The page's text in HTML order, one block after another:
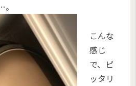
こんな
感じ
で、ピ
ッタリ